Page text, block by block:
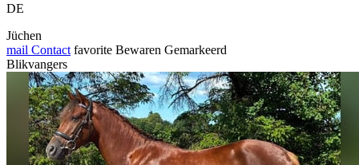
DE
Jüchen
mail Contact favorite Bewaren Gemarkeerd
Blikvangers